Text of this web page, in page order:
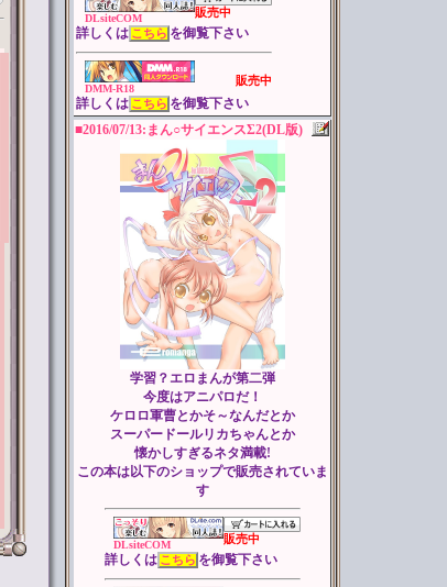
DLsiteCOM 販売中
詳しくは こちら を御覧下さい
DMM-R18
販売中
詳しくは こちら を御覧下さい
■2016/07/13:まん○サイエンスΣ2(DL版)
学習？エロまんが第二弾
今度はアニパロだ！
ケロロ軍曹とかそ～なんだとか
スーパードールリカちゃんとか
懐かしすぎるネタ満載!
この本は以下のショップで販売されていま
す
DLsiteCOM 販売中
詳しくは こちら を御覧下さい